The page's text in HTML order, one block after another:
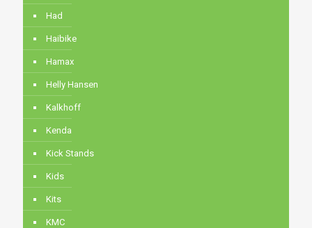
Had
Haibike
Hamax
Helly Hansen
Kalkhoff
Kenda
Kick Stands
Kids
Kits
KMC